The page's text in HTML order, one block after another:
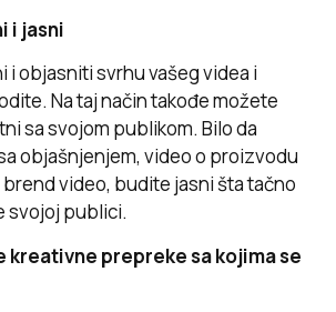
i jasni
i objasniti svrhu vašeg videa i
Na taj način takođe možete
sa svojom publikom. Bilo da
objašnjenjem, video o proizvodu
video, budite jasni šta tačno
svojoj publici.
kreativne prepreke sa kojima se